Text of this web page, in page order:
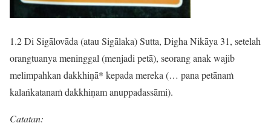
1.2 Di Sigālovāda (atau Sigālaka) Sutta, Digha Nikāya 31, setelah
orangtuanya meninggal (menjadi petā), seorang anak wajib
melimpahkan dakkhiṇā* kepada mereka (… pana petānaṁ
kalańkatanaṁ dakkhiṇam anuppadassāmi).
Catatan: